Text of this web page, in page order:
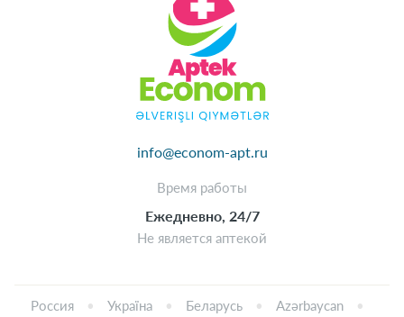
info@econom-apt.ru
Время работы
Ежедневно, 24/7
Не является аптекой
Россия Україна Беларусь Azərbaycan